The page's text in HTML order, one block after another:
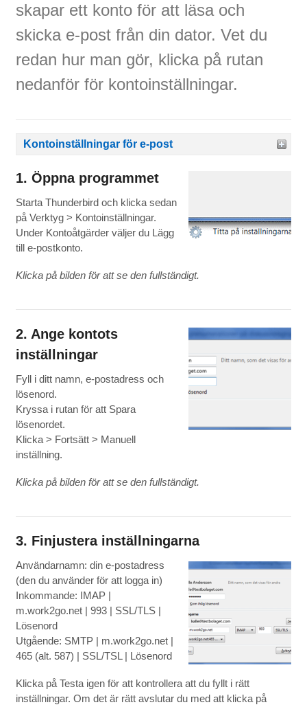
skapar ett konto för att läsa och
skicka e-post från din dator. Vet du
redan hur man gör, klicka på rutan
nedanför för kontoinställningar.
Kontoinställningar för e-post
1. Öppna programmet
Starta Thunderbird och klicka sedan
på Verktyg > Kontoinställningar.
Under Kontoåtgärder väljer du Lägg
till e-postkonto.
Klicka på bilden för att se den fullständigt.
2. Ange kontots
inställningar
Fyll i ditt namn, e-postadress och
lösenord.
Kryssa i rutan för att Spara
lösenordet.
Klicka > Fortsätt > Manuell
inställning.
Klicka på bilden för att se den fullständigt.
3. Finjustera inställningarna
Användarnamn: din e-postadress
(den du använder för att logga in)
Inkommande: IMAP |
m.work2go.net | 993 | SSL/TLS |
Lösenord
Utgående: SMTP | m.work2go.net |
465 (alt. 587) | SSL/TSL | Lösenord
Klicka på Testa igen för att kontrollera att du fyllt i rätt
inställningar. Om det är rätt avslutar du med att klicka på